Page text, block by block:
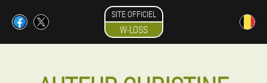
SITE OFFICIEL
W-LOSS